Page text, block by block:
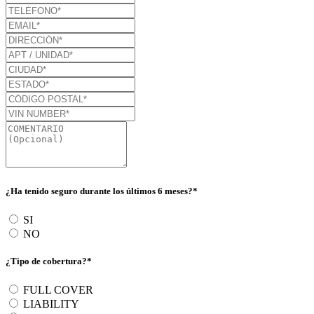
¿Ha tenido seguro durante los últimos 6 meses?*
SI
NO
¿Tipo de cobertura?*
FULL COVER
LIABILITY